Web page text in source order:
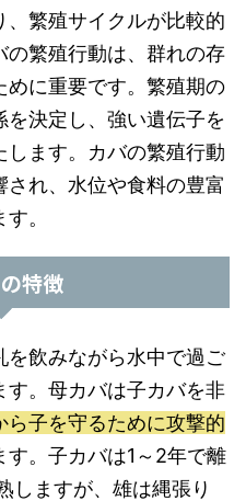
繁殖サイクルが比較的
繁殖行動は、群れの存
に重要です。繁殖期の
決定し、強い遺伝子を
ます。カバの繁殖行動
れ、水位や食料の豊富
。
特徴
飲みながら水中で過ご
す。母カバは子カバを非
ら子を守るために攻撃的
す。子カバは1～2年で離
しますが、雄は縄張り